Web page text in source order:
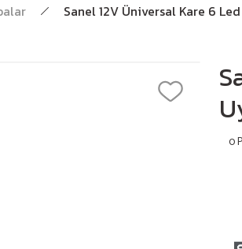
Sanel 12V Üniversal Kare 6
0